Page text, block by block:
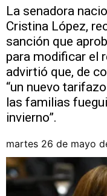
La senadora
Cristina López,
sanción que
para modificar el
advirtió que, de
“un nuevo
las familias
invierno”.
martes 26 de mayo